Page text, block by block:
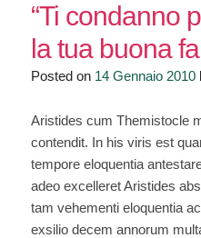
“Ti condanno
la tua buona
Posted on 14 Gennaio 2010
Aristides cum Themistocle
contendit. In his viris est
tempore eloquentia
adeo excelleret Aristides
tam vehementi eloquentia
exsilio decem annorum